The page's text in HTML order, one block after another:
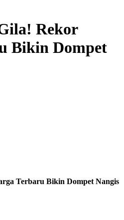
Rekor
Bikin Dompet
Terbaru Bikin Dompet Nangis